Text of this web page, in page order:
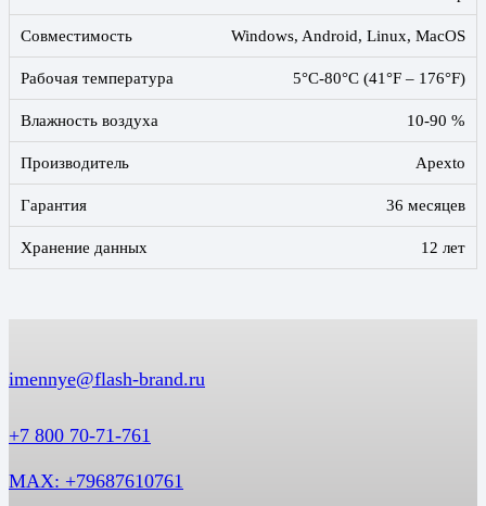
Совместимость Windows, Android, Linux, MacOS
Рабочая температура 5°C-80°C (41°F – 176°F)
Влажность воздуха 10-90 %
Производитель Apexto
Гарантия 36 месяцев
Хранение данных 12 лет
imennye@flash-brand.ru
+7 800 70-71-761
MAX: +79687610761